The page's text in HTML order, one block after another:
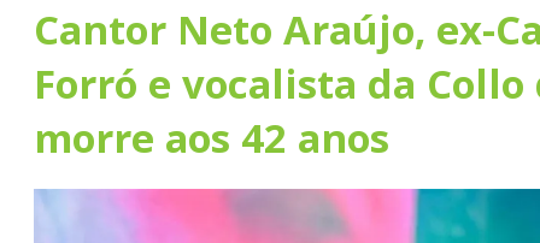
Cantor Neto Araújo, ex-
Forró e vocalista da
morre aos 42 anos